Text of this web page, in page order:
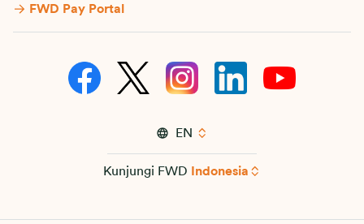
FWD Pay Portal
EN
Kunjungi FWD Indonesia